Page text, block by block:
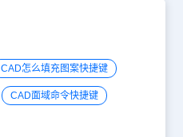
CAD怎么填充图案快捷键
CAD面域命令快捷键